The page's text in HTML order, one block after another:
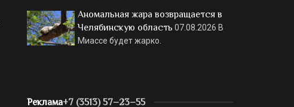
Аномальная жара возвращается в
Челябинскую область 07.08.2026 В
Миассе будет жарко.
Реклама+7 (3513) 57–23–55